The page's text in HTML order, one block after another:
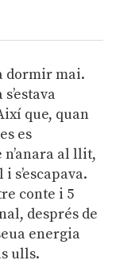
dormir mai.
que, quan
es
n’anara al llit,
conte i 5
després de
energia
ulls.